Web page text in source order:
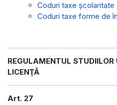
Coduri taxe școlaritate
Coduri taxe forme de
REGULAMENTUL STUDIILOR
LICENŢĂ
Art. 27